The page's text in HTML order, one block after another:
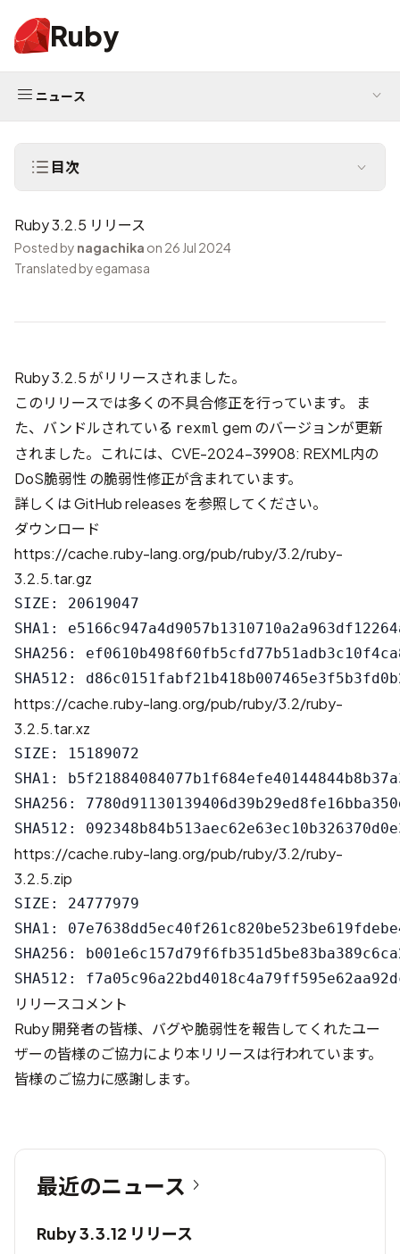
Ruby
ニュース
目次
Ruby 3.2.5 リリース
Posted by nagachika on 26 Jul 2024
Translated by egamasa
Ruby 3.2.5 がリリースされました。
このリリースでは多くの不具合修正を行っています。 ま
た、バンドルされている rexml gem のバージョンが更新
されました。これには、 CVE-2024-39908: REXML内の
DoS脆弱性 の脆弱性修正が含まれています。
詳しくはGitHub releases を参照してください。
ダウンロード
https://cache.ruby-lang.org/pub/ruby/3.2/ruby-
3.2.5.tar.gz
SIZE: 20619047
SHA1:
SHA256:
https://cache.ruby-lang.org/pub/ruby/3.2/ruby-
3.2.5.tar.xz
SIZE: 15189072
SHA1:
SHA256:
https://cache.ruby-lang.org/pub/ruby/3.2/ruby-
3.2.5.zip
SIZE: 24777979
SHA1:
SHA256:
リリースコメント
Ruby 開発者の皆様、バグや脆弱性を報告してくれたユー
ザーの皆様のご協力により本リリースは行われています。
皆様のご協力に感謝します。
最近のニュース
Ruby 3.3.12 リリース